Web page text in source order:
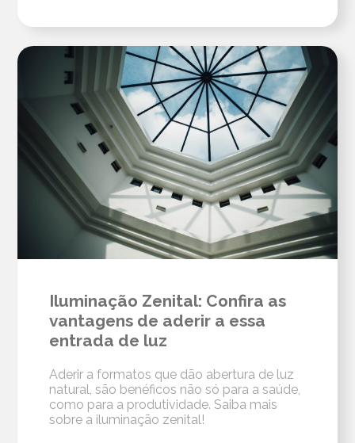
Iluminação Zenital: Confira as
vantagens de aderir a essa
entrada de luz
Aderir a formatos que dão abertura de luz
natural, são benéficos não só para a saúde,
como para a produtividade. Saiba mais
sobre a iluminação zenital!